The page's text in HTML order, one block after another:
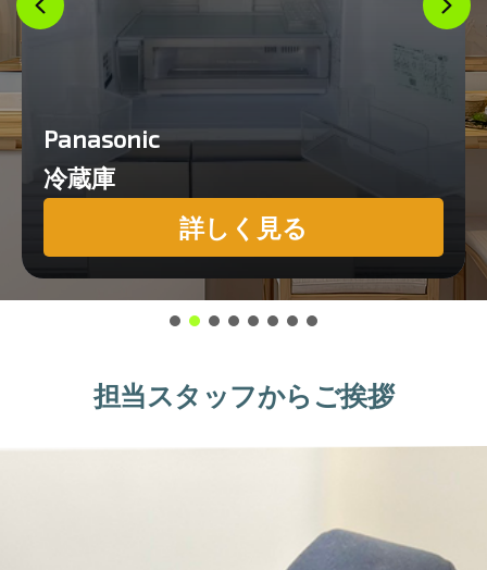
Panasonic
冷蔵庫
詳しく見る
担当スタッフからご挨拶